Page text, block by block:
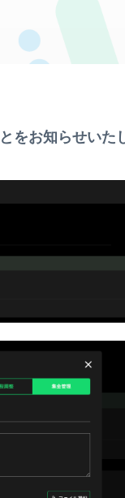
をお知らせいた